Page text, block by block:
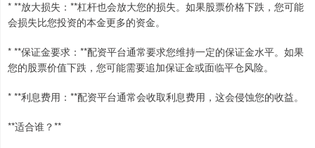
* **放大损失：**杠杆也会放大您的损失。如果股票价格下跌，您可能
会损失比您投资的本金更多的资金。
* **保证金要求：**配资平台通常要求您维持一定的保证金水平。如果
您的股票价值下跌，您可能需要追加保证金或面临平仓风险。
* **利息费用：**配资平台通常会收取利息费用，这会侵蚀您的收益。
**适合谁？**